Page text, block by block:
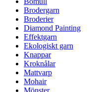
Brodergarn
Broderier
Diamond Painting
Effektgarn
Ekologiskt garn
Knappar
Kroknålar
Mattvarp
Mohair
Mönster